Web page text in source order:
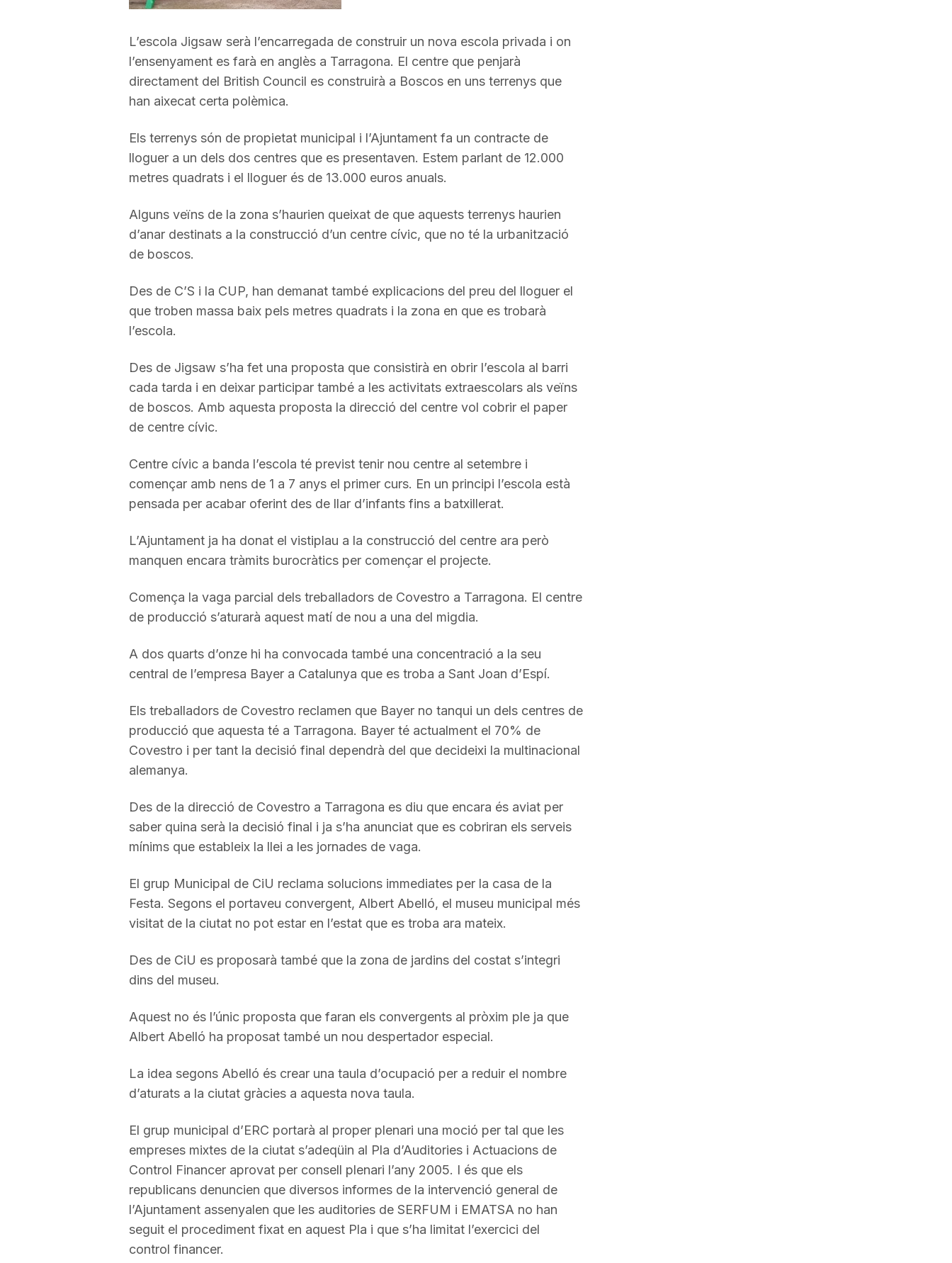
a
n
incrementar
L’escola Jigsaw serà l’encarregada de construir un nova escola privada i on
l’ensenyament es farà en anglès a Tarragona. El centre que penjarà
directament del British Council es construirà a Boscos en uns terrenys que
han aixecat certa polèmica.
Els terrenys són de propietat municipal i l’Ajuntament fa un contracte de
lloguer a un dels dos centres que es presentaven. Estem parlant de 12.000
metres quadrats i el lloguer és de 13.000 euros anuals.
Alguns veïns de la zona s’haurien queixat de que aquests terrenys haurien
d’anar destinats a la construcció d’un centre cívic, que no té la urbanització
de boscos.
Des de C’S i la CUP, han demanat també explicacions del preu del lloguer el
que troben massa baix pels metres quadrats i la zona en que es trobarà
l’escola.
Des de Jigsaw s’ha fet una proposta que consistirà en obrir l’escola al barri
cada tarda i en deixar participar també a les activitats extraescolars als veïns
de boscos. Amb aquesta proposta la direcció del centre vol cobrir el paper
de centre cívic.
Centre cívic a banda l’escola té previst tenir nou centre al setembre i
començar amb nens de 1 a 7 anys el primer curs. En un principi l’escola està
pensada per acabar oferint des de llar d’infants fins a batxillerat.
L’Ajuntament ja ha donat el vistiplau a la construcció del centre ara però
manquen encara tràmits burocràtics per començar el projecte.
Comença la vaga parcial dels treballadors de Covestro a Tarragona. El centre
de producció s’aturarà aquest matí de nou a una del migdia.
A dos quarts d’onze hi ha convocada també una concentració a la seu
central de l’empresa Bayer a Catalunya que es troba a Sant Joan d’Espí.
Els treballadors de Covestro reclamen que Bayer no tanqui un dels centres de
producció que aquesta té a Tarragona. Bayer té actualment el 70% de
Covestro i per tant la decisió final dependrà del que decideixi la multinacional
alemanya.
Des de la direcció de Covestro a Tarragona es diu que encara és aviat per
saber quina serà la decisió final i ja s’ha anunciat que es cobriran els serveis
mínims que estableix la llei a les jornades de vaga.
El grup Municipal de CiU reclama solucions immediates per la casa de la
Festa. Segons el portaveu convergent, Albert Abelló, el museu municipal més
visitat de la ciutat no pot estar en l’estat que es troba ara mateix.
Des de CiU es proposarà també que la zona de jardins del costat s’integri
dins del museu.
Aquest no és l’únic proposta que faran els convergents al pròxim ple ja que
Albert Abelló ha proposat també un nou despertador especial.
La idea segons Abelló és crear una taula d’ocupació per a reduir el nombre
d’aturats a la ciutat gràcies a aquesta nova taula.
El grup municipal d’ERC portarà al proper plenari una moció per tal que les
empreses mixtes de la ciutat s’adeqüin al Pla d’Auditories i Actuacions de
Control Financer aprovat per consell plenari l’any 2005. I és que els
republicans denuncien que diversos informes de la intervenció general de
l’Ajuntament assenyalen que les auditories de SERFUM i EMATSA no han
seguit el procediment fixat en aquest Pla i que s’ha limitat l’exercici del
control financer.